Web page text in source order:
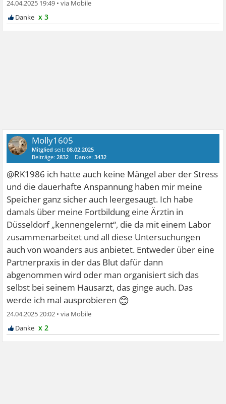
24.04.2025 19:49 •
x 3
Molly1605
Mitglied seit:08.02.2025
Beiträge:2832 Danke:3432
@RK1986 ich hatte auch keine Mängel aber der Stress
und die dauerhafte Anspannung haben mir meine
Speicher ganz sicher auch leergesaugt. Ich habe
damals über meine Fortbildung eine Ärztin in
Düsseldorf „kennengelernt“, die da mit einem Labor
zusammenarbeitet und all diese Untersuchungen
auch von woanders aus anbietet. Entweder über eine
Partnerpraxis in der das Blut dafür dann
abgenommen wird oder man organisiert sich das
selbst bei seinem Hausarzt, das ginge auch. Das
werde ich mal ausprobieren 😊
24.04.2025 20:02 •
x 2